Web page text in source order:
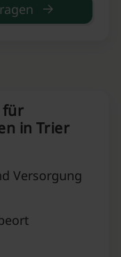
für
in Trier
Versorgung